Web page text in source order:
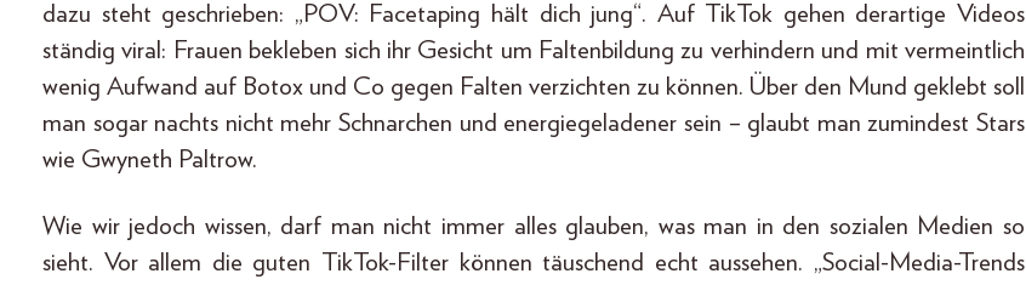
dazu steht geschrieben: „POV: Facetaping hält dich jung“. Auf TikTok gehen derartige Videos
ständig viral: Frauen bekleben sich ihr Gesicht um Faltenbildung zu verhindern und mit vermeintlich
wenig Aufwand auf Botox und Co gegen Falten verzichten zu können. Über den Mund geklebt soll
man sogar nachts nicht mehr Schnarchen und energiegeladener sein – glaubt man zumindest Stars
wie Gwyneth Paltrow.
Wie wir jedoch wissen, darf man nicht immer alles glauben, was man in den sozialen Medien so
sieht. Vor allem die guten TikTok-Filter können täuschend echt aussehen. „Social-Media-Trends